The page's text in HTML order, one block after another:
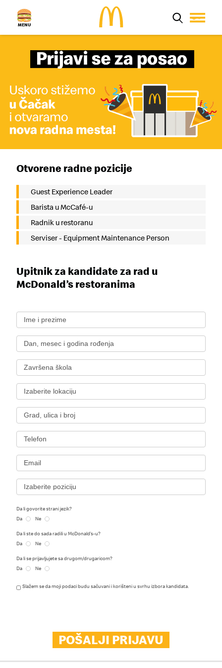
MENU
Aktuelno
Poruči Mek
Zaposlenje
Kvalitet hrane
Porodica
O nama
Istorija
FAQ
Uslovi korišćenja
Kontakt
Otvorene radne pozicije
Guest Experience Leader
Barista u McCafé-u
Radnik u restoranu
Serviser - Equipment Maintenance Person
Upitnik za kandidate za rad u
McDonald’s restoranima
Da li govorite strani jezik?
Da
Ne
Da li ste do sada radili u McDonald’s-u?
Da
Ne
Da li se prijavljujete sa drugom/drugaricom?
Da
Ne
Slažem se da moji podaci budu sačuvani i korišteni u svrhu izbora kandidata.
POŠALJI PRIJAVU